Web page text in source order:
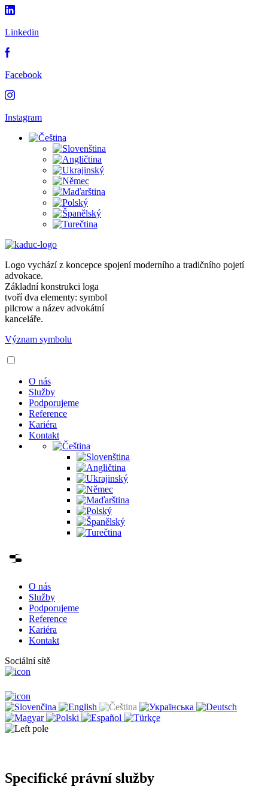
Linkedin
Facebook
Instagram
Logo vychází z koncepce spojení moderního a tradičního pojetí
advokace.
Základní konstrukci loga
tvoří dva elementy: symbol
pilcrow a název advokátní
kanceláře.
Význam symbolu
O nás
Služby
Podporujeme
Reference
Kariéra
Kontakt
O nás
Služby
Podporujeme
Reference
Kariéra
Kontakt
Sociální sítě
Specifické právní služby